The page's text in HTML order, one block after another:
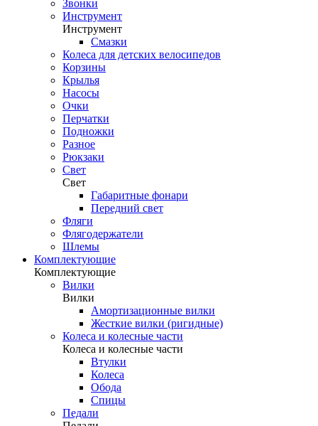
Звонки
Инструмент
Инструмент
Смазки
Колеса для детских велосипедов
Корзины
Крылья
Насосы
Очки
Перчатки
Подножки
Разное
Рюкзаки
Свет
Свет
Габаритные фонари
Передний свет
Фляги
Флягодержатели
Шлемы
Комплектующие
Комплектующие
Вилки
Вилки
Амортизационные вилки
Жесткие вилки (ригидные)
Колеса и колесные части
Колеса и колесные части
Втулки
Колеса
Обода
Спицы
Педали